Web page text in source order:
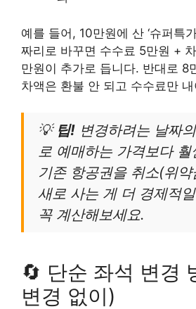
예를 들어, 10만원에 산 ‘슈퍼특
짜리로 바꾸면 수수료 5만원 +
만원이 추가로 듭니다. 반대로 8
차액은 환불 안 되고 수수료만
💡 팁! 변경하려는 날짜
로 예매하는 가격보다 훨
기존 항공권을 취소(위
새로 사는 게 더 경제적
꼭 계산해보세요.
🔄 단순 좌석 변경
변경 없이)